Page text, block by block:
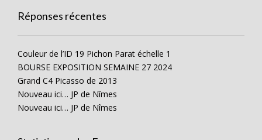
Réponses récentes
Couleur de l’ID 19 Pichon Parat échelle 1
BOURSE EXPOSITION SEMAINE 27 2024
Grand C4 Picasso de 2013
Nouveau ici… JP de Nîmes
Nouveau ici… JP de Nîmes